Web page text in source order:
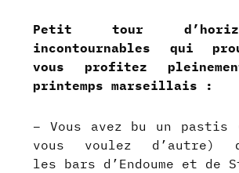
Petit tour
incontournables qui
vous profitez
printemps marseillais :
– Vous avez bu un pastis
vous voulez d’autre)
les bars d’Endoume et de